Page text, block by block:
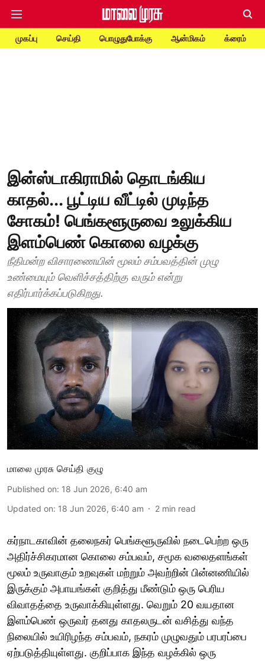
முகப்பு செய்தி பொழுதுபோக்கு ஆன்மிகம் க்ரைம்
இன்ஸ்டாகிராமில் தொடங்கிய
காதல்... பூட்டிய வீட்டில் முடிந்த
சோகம்! பெங்களூருவை உலுக்கிய
இளம்பெண் கொலை வழக்கு
நீதிமன்ற விசாரணையின் மூலம் சம்பவத்தின் முழு
உண்மையும் வெளிச்சத்திற்கு வரும் என்று
எதிர்பார்க்கப்படுகிறது.
மாலை முரசு செய்தி குழு
Published on: 18 Jun 2026, 6:40 am
Updated on: 18 Jun 2026, 6:40 am 2 min read
கர்நாடகாவின் தலைநகர் பெங்களூருவில் நடைபெற்ற ஒரு
அதிர்ச்சிகரமான கொலை சம்பவம், சமூக வலைதளங்கள்
மூலம் உருவாகும் உறவுகள் மற்றும் அவற்றின் பின்னணியில்
இருக்கும் அபாயங்கள் குறித்து மீண்டும் ஒரு பெரிய
விவாதத்தை உருவாக்கியுள்ளது. வெறும் 20 வயதான
இளம்பெண் ஒருவர் தனது காதலருடன் வசித்து வந்த
நிலையில் உயிரிழந்த சம்பவம், நகரம் முழுவதும் பரபரப்பை
ஏற்படுத்தியுள்ளது. குறிப்பாக இந்த வழக்கில் ஒரு